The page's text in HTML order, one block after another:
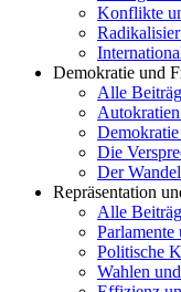
Konflikte
Demokratie und
Alle
Die
Der
Repräsentation
Alle
Politische
Wahlen